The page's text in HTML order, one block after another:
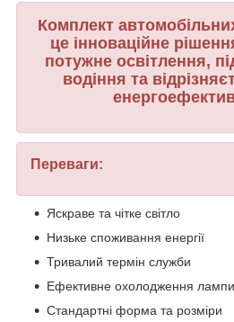
Комплект
це інноваційне
потужне освітлення,
водіння та
Переваги:
Яскраве та чітке світло
Низьке споживання енергії
Тривалий термін служби
Ефективне охолодження лампи
Стандартні форма та розміри